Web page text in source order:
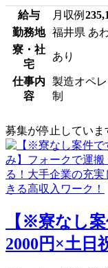
給与 月収例
勤務地
福井県 あ
寮・社
宅
あり
仕事内
容
製造オペ
制
募集が停止していま
【※寮なし
2000円×土日